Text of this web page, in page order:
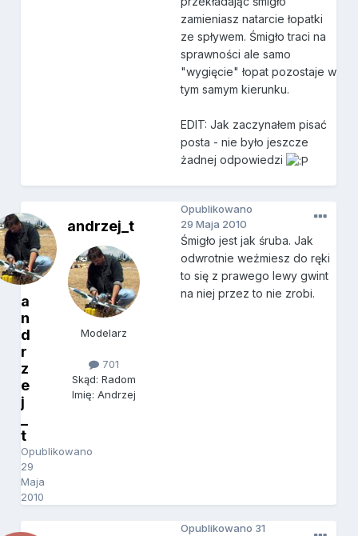
zamieniasz natarcie łopatki
ze spływem. Śmigło traci na
sprawności ale samo
"wygięcie" łopat pozostaje w
tym samym kierunku.
EDIT: Jak zaczynałem pisać
posta - nie było jeszcze
żadnej odpowiedzi
a
n
d
r
z
e
j
t
Opublikowano
29
Maja
2010
andrzej_t
Modelarz
701
Skąd: Radom
Imię: Andrzej
Opublikowano
29 Maja 2010
Śmigło jest jak śruba. Jak
odwrotnie weźmiesz do ręki
to się z prawego lewy gwint
na niej przez to nie zrobi.
Opublikowano 31